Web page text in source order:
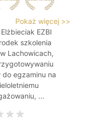
Pokaż więcej >>
EZBI
szkolenia
Lachowicach,
do egzaminu na
...